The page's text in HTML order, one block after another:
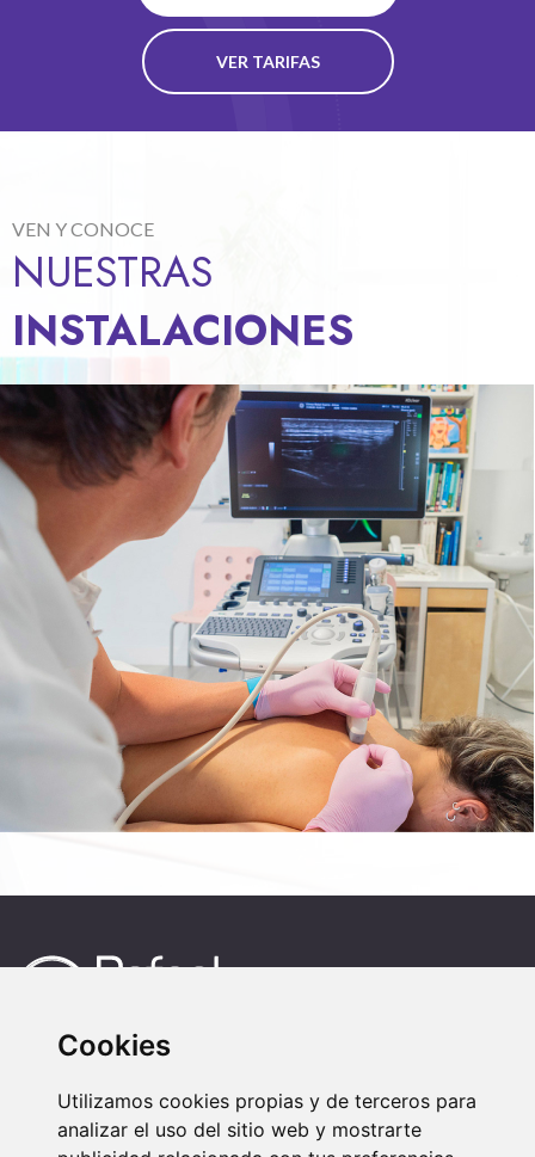
Cookies
Utilizamos cookies propias y de terceros para
analizar el uso del sitio web y mostrarte
VER TARIFAS
VEN Y CONOCE
NUESTRAS
INSTALACIONES
Honestidad y Profesionalidad.